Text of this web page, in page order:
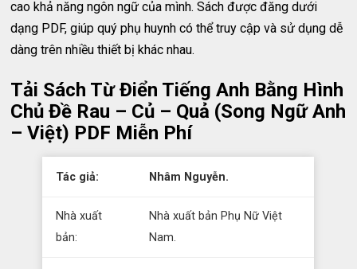
cao khả năng ngôn ngữ của mình. Sách được đăng dưới
dạng PDF, giúp quý phụ huynh có thể truy cập và sử dụng dễ
dàng trên nhiều thiết bị khác nhau.
Tải Sách Từ Điển Tiếng Anh Bằng Hình
Chủ Đề Rau – Củ – Quả (Song Ngữ Anh
– Việt) PDF Miễn Phí
Tác giả: Nhâm Nguyễn.
Nhà xuất
bản:
Nhà xuất bản Phụ Nữ Việt
Nam.